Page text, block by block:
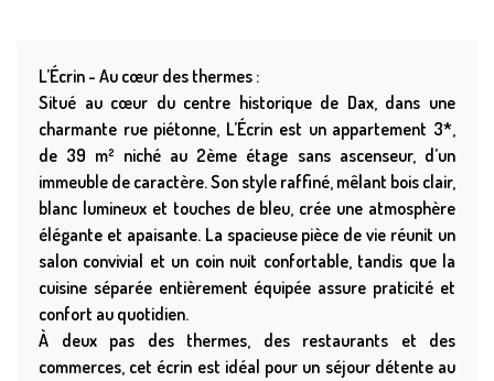
L’Écrin - Au cœur des thermes :
Situé au cœur du centre historique de Dax, dans une
charmante rue piétonne, L’Écrin est un appartement 3*,
de 39 m² niché au 2ème étage sans ascenseur, d’un
immeuble de caractère. Son style raffiné, mêlant bois clair,
blanc lumineux et touches de bleu, crée une atmosphère
élégante et apaisante. La spacieuse pièce de vie réunit un
salon convivial et un coin nuit confortable, tandis que la
cuisine séparée entièrement équipée assure praticité et
confort au quotidien.
À deux pas des thermes, des restaurants et des
commerces, cet écrin est idéal pour un séjour détente au